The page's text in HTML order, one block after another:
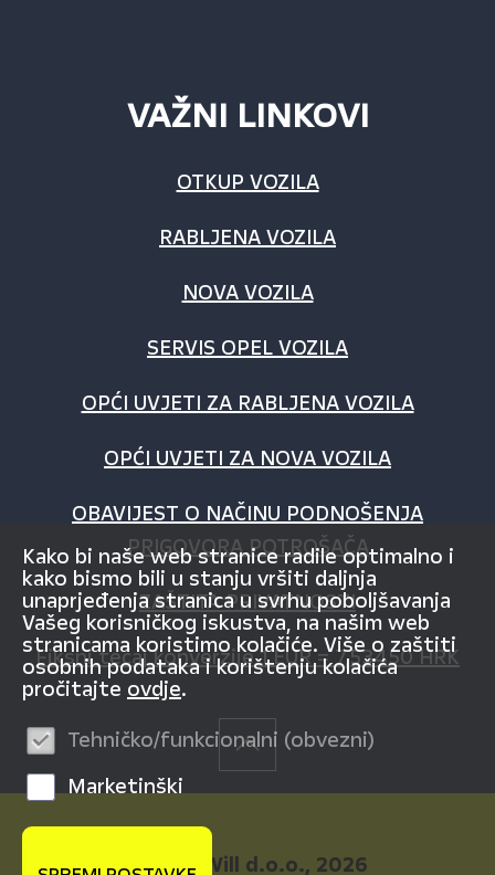
VAŽNI LINKOVI
OTKUP VOZILA
RABLJENA VOZILA
NOVA VOZILA
SERVIS OPEL VOZILA
OPĆI UVJETI ZA RABLJENA VOZILA
OPĆI UVJETI ZA NOVA VOZILA
OBAVIJEST O NAČINU PODNOŠENJA
PRIGOVORA POTROŠAČA
ZAŠTITA PRIVATNOSTI
Fiksni tečaj konverzije 1 EUR = 7,53450 HRK
© AutoWill d.o.o., 2026
Kako bi naše web stranice radile optimalno i
kako bismo bili u stanju vršiti daljnja
unaprjeđenja stranica u svrhu poboljšavanja
Vašeg korisničkog iskustva, na našim web
stranicama koristimo kolačiće. Više o zaštiti
osobnih podataka i korištenju kolačića
pročitajte ovdje.
Tehničko/funkcionalni (obvezni)
Marketinški